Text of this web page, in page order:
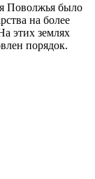
Поволжья было
на более
этих землях
порядок.